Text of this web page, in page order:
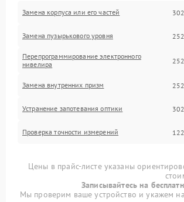
Замена корпуса или его частей
Замена пузырькового уровня
Перепрограммирование электронного
нивелира
Замена внутренних призм
Устранение запотевания оптики
Проверка точности измерений
Цены в прайс-листе указаны
Записывайтесь на
Мы проверим ваше устройство и укажем